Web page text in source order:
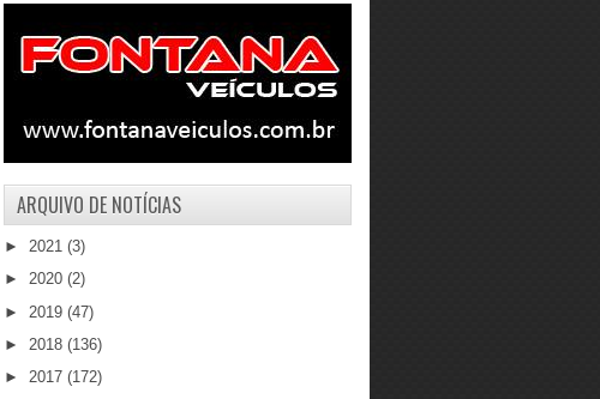
ARQUIVO DE NOTÍCIAS
► 2021 (3)
► 2020 (2)
► 2019 (47)
► 2018 (136)
► 2017 (172)